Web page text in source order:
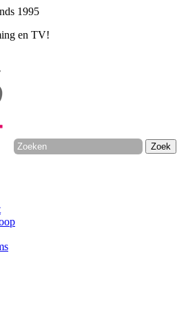
1995
en TV!